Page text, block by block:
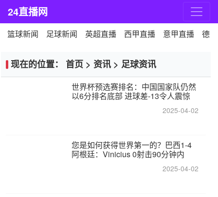
24直播网
篮球新闻 足球新闻 英超直播 西甲直播 意甲直播 德
现在的位置： 首页 > 资讯 > 足球资讯
世界杯预选赛排名：中国国家队仍然
以6分排名底部 进球差-13令人震惊
2025-04-02
您是如何获得世界第一的？巴西1-4
阿根廷：Vinicius 0射击90分钟内
2025-04-02